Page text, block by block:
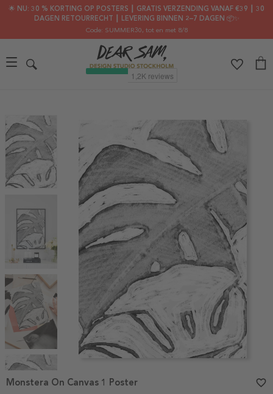
🌟 NU: 30 % KORTING OP POSTERS ┃ GRATIS VERZENDING VANAF €39 ┃ 30
DAGEN RETOURRECHT ┃ LEVERING BINNEN 2–7 DAGEN 📦✨
Code: SUMMER30, tot en met 8/8
1
Monstera On Canvas 1 Poster favorite_border